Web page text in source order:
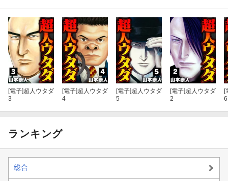
[電子]超人ウタダ
3
[電子]超人ウタダ
4
[電子]超人ウタダ
5
[電子]超人ウタダ
2
[
6
ランキング
総合